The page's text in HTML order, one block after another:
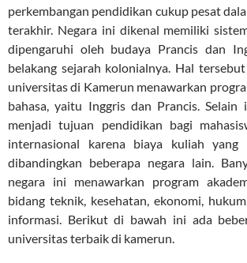
perkembangan pendidikan cukup pesat
terakhir. Negara ini dikenal memiliki
dipengaruhi oleh budaya Prancis dan
belakang sejarah kolonialnya. Hal
universitas di Kamerun menawarkan
bahasa, yaitu Inggris dan Prancis. Selain
menjadi tujuan pendidikan bagi
internasional karena biaya kuliah yang
dibandingkan beberapa negara lain.
negara ini menawarkan program
bidang teknik, kesehatan, ekonomi,
informasi. Berikut di bawah ini ada
universitas terbaik di kamerun.